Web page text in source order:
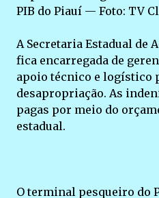
PIB do Piauí — Foto: TV
A Secretaria Estadual de
fica encarregada de
apoio técnico e logístico
desapropriação. As
pagas por meio do
estadual.
O terminal pesqueiro do